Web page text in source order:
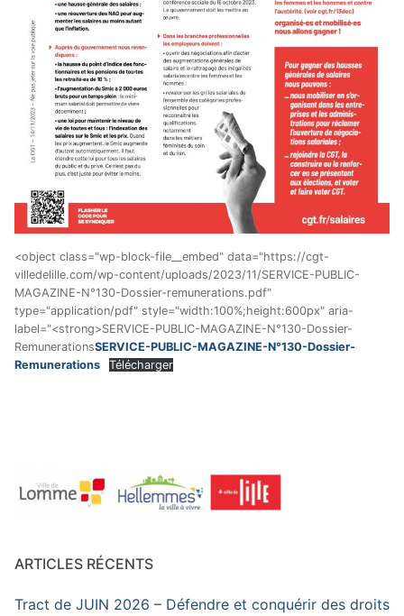
<object class="wp-block-file__embed" data="https://cgt-
villedelille.com/wp-content/uploads/2023/11/SERVICE-PUBLIC-
MAGAZINE-N°130-Dossier-remunerations.pdf"
type="application/pdf" style="width:100%;height:600px" aria-
label="<strong>SERVICE-PUBLIC-MAGAZINE-N°130-Dossier-
RemunerationsSERVICE-PUBLIC-MAGAZINE-N°130-Dossier-
Remunerations
Télécharger
ARTICLES RÉCENTS
Tract de JUIN 2026 – Défendre et conquérir des droits